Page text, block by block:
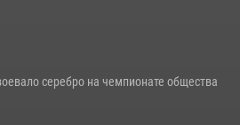
серебро на чемпионате общества